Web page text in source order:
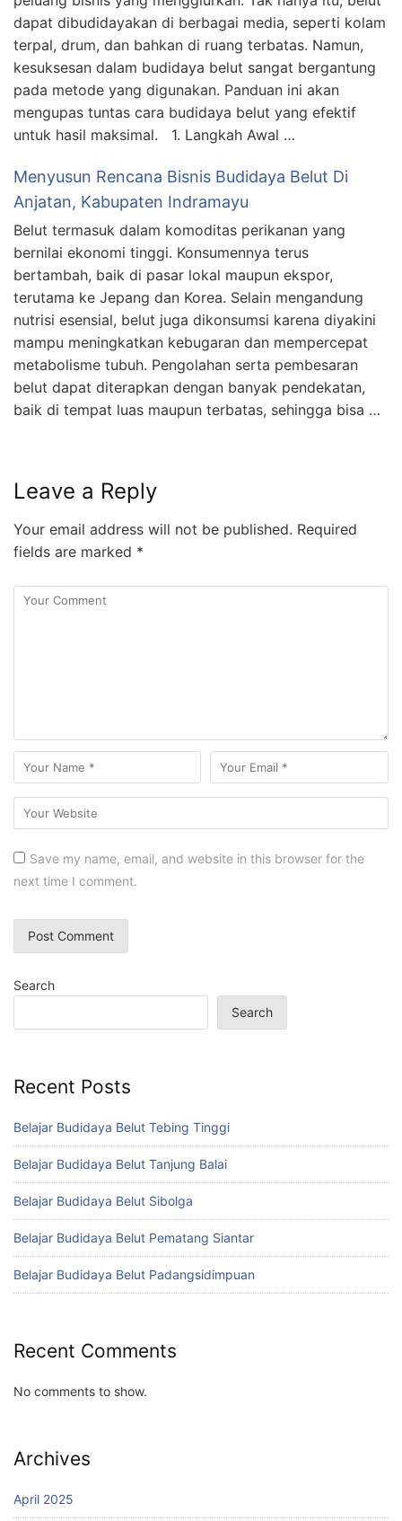
dapat dibudidayakan di berbagai media, seperti kolam
terpal, drum, dan bahkan di ruang terbatas. Namun,
kesuksesan dalam budidaya belut sangat bergantung
pada metode yang digunakan. Panduan ini akan
mengupas tuntas cara budidaya belut yang efektif
untuk hasil maksimal. 1. Langkah Awal …
Menyusun Rencana Bisnis Budidaya Belut Di
Anjatan, Kabupaten Indramayu
Belut termasuk dalam komoditas perikanan yang
bernilai ekonomi tinggi. Konsumennya terus
bertambah, baik di pasar lokal maupun ekspor,
terutama ke Jepang dan Korea. Selain mengandung
nutrisi esensial, belut juga dikonsumsi karena diyakini
mampu meningkatkan kebugaran dan mempercepat
metabolisme tubuh. Pengolahan serta pembesaran
belut dapat diterapkan dengan banyak pendekatan,
baik di tempat luas maupun terbatas, sehingga bisa …
Leave a Reply
Your email address will not be published. Required
fields are marked *
Save my name, email, and website in this browser for the
next time I comment.
Search
Search
Recent Posts
Belajar Budidaya Belut Tebing Tinggi
Belajar Budidaya Belut Tanjung Balai
Belajar Budidaya Belut Sibolga
Belajar Budidaya Belut Pematang Siantar
Belajar Budidaya Belut Padangsidimpuan
Recent Comments
No comments to show.
Archives
April 2025